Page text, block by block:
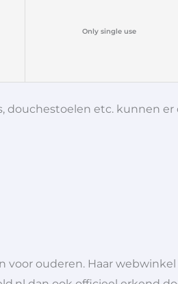
Only single use
douchestoelen etc. kunnen
ouderen. Haar